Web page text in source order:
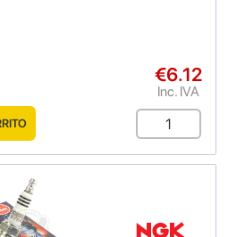
€6.12
Inc. IVA